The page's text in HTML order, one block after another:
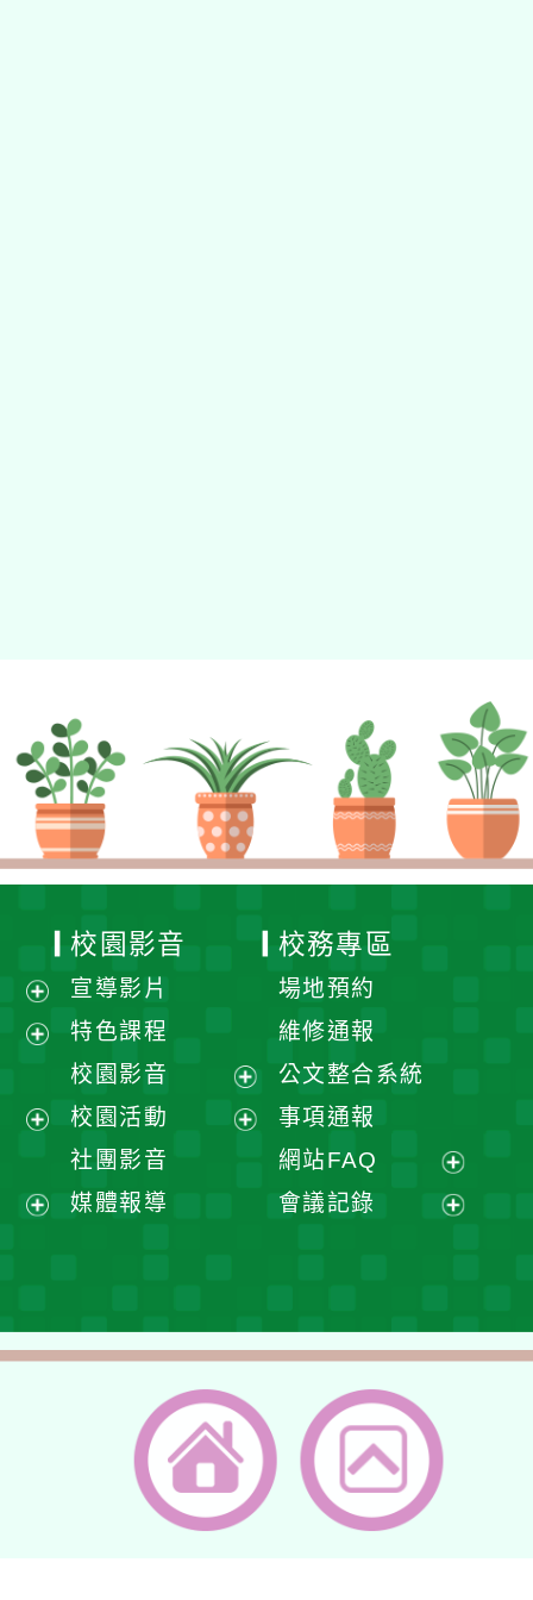
展
單
選
選
單
校園影音
宣導影片
特色課程
校園影音
展
校園活動
社團影音
媒體報導
校務專區
場地預約
維修通報
公文整合系統
事項通報
網站FAQ
展
開
會議記錄
單